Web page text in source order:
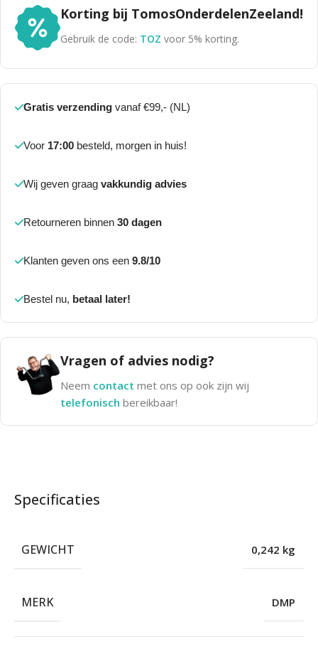
Korting bij TomosOnderdelenZeeland!
Gebruik de code: TOZ voor 5% korting.
Gratis verzending vanaf €99,- (NL)
Voor 17:00 besteld, morgen in huis!
Wij geven graag vakkundig advies
Retourneren binnen 30 dagen
Klanten geven ons een 9.8/10
Bestel nu, betaal later!
Vragen of advies nodig?
Neem contact met ons op ook zijn wij
telefonisch bereikbaar!
Specificaties
GEWICHT 0,242 kg
MERK DMP